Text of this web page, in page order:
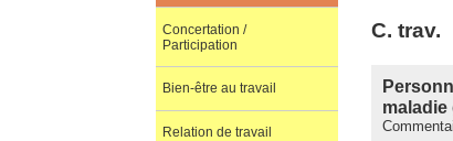
C. trav.
Concertation /
Participation
Bien-être au travail
Relation de travail